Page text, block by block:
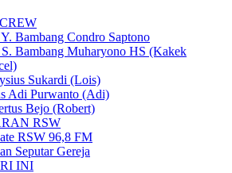
Bambang Condro Saptono
Bambang Muharyono HS (Kakek
Sukardi (Lois)
Adi Purwanto (Adi)
Bejo (Robert)
RSW
RSW 96,8 FM
Seputar Gereja
INI